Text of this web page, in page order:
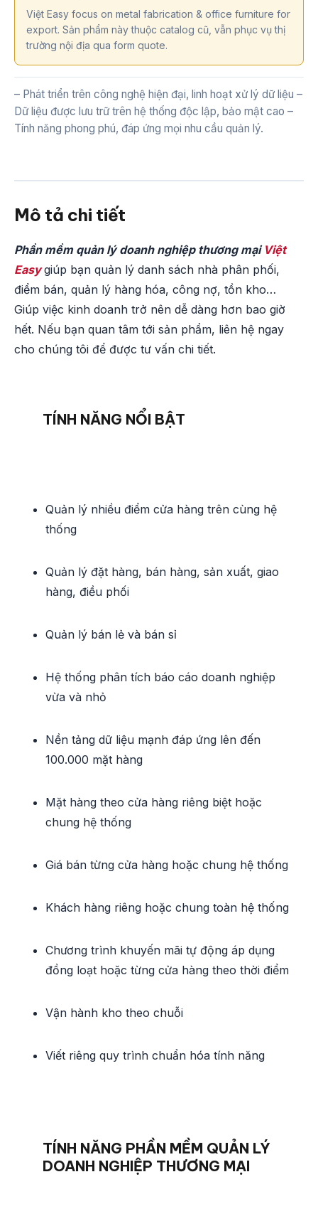
Việt Easy focus on metal fabrication & office furniture for
export. Sản phẩm này thuộc catalog cũ, vẫn phục vụ thị
trường nội địa qua form quote.
– Phát triển trên công nghệ hiện đại, linh hoạt xử lý dữ liệu –
Dữ liệu được lưu trữ trên hệ thống độc lập, bảo mật cao –
Tính năng phong phú, đáp ứng mọi nhu cầu quản lý.
Mô tả chi tiết
Phần mềm quản lý doanh nghiệp thương mại Việt
Easy giúp bạn quản lý danh sách nhà phân phối,
điểm bán, quản lý hàng hóa, công nợ, tồn kho…
Giúp việc kinh doanh trở nên dễ dàng hơn bao giờ
hết. Nếu bạn quan tâm tới sản phẩm, liên hệ ngay
cho chúng tôi để được tư vấn chi tiết.
TÍNH NĂNG NỔI BẬT
Quản lý nhiều điểm cửa hàng trên cùng hệ
thống
Quản lý đặt hàng, bán hàng, sản xuất, giao
hàng, điều phối
Quản lý bán lẻ và bán sỉ
Hệ thống phân tích báo cáo doanh nghiệp
vừa và nhỏ
Nền tảng dữ liệu mạnh đáp ứng lên đến
100.000 mặt hàng
Mặt hàng theo cửa hàng riêng biệt hoặc
chung hệ thống
Giá bán từng cửa hàng hoặc chung hệ thống
Khách hàng riêng hoặc chung toàn hệ thống
Chương trình khuyến mãi tự động áp dụng
đồng loạt hoặc từng cửa hàng theo thời điểm
Vận hành kho theo chuỗi
Viết riêng quy trình chuẩn hóa tính năng
TÍNH NĂNG PHẦN MỀM QUẢN LÝ
DOANH NGHIỆP THƯƠNG MẠI